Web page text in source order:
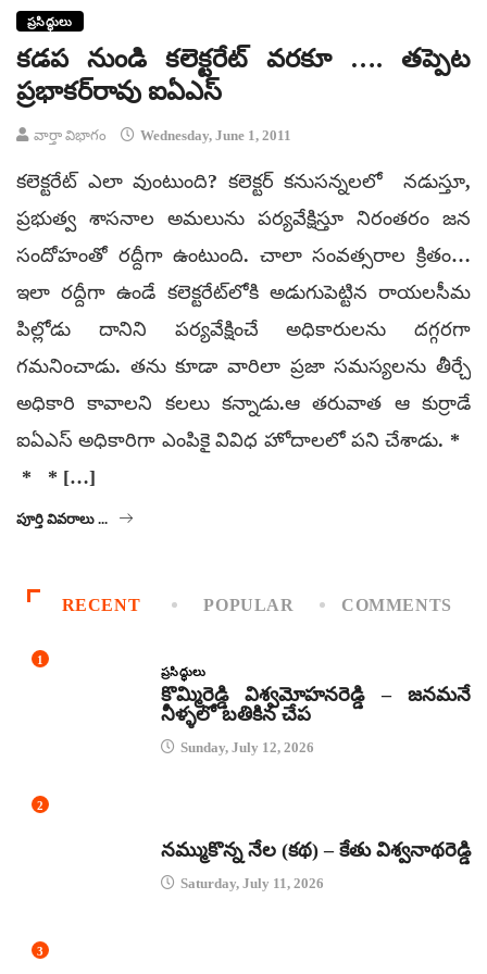
ప్రసిద్ధులు
కడప నుండి కలెక్టరేట్‌ వరకూ …. తప్పెట
ప్రభాకర్‌రావు ఐఏఎస్‌
వార్తా విభాగం Wednesday, June 1, 2011
కలెక్టరేట్‌ ఎలా వుంటుంది? కలెక్టర్‌ కనుసన్నలలో నడుస్తూ,
ప్రభుత్వ శాసనాల అమలును పర్యవేక్షిస్తూ నిరంతరం జన
సందోహంతో రద్దీగా ఉంటుంది. చాలా సంవత్సరాల క్రితం…
ఇలా రద్దీగా ఉండే కలెక్టరేట్‌లోకి అడుగుపెట్టిన రాయలసీమ
పిల్లోడు దానిని పర్యవేక్షించే అధికారులను దగ్గరగా
గమనించాడు. తను కూడా వారిలా ప్రజా సమస్యలను తీర్చే
అధికారి కావాలని కలలు కన్నాడు.ఆ తరువాత ఆ కుర్రాడే
ఐఏఎస్‌ అధికారిగా ఎంపికై వివిధ హోదాలలో పని చేశాడు. *
* * […]
పూర్తి వివరాలు ...
RECENT POPULAR COMMENTS
1
ప్రసిద్ధులు
కొమ్మిరెడ్డి విశ్వమోహనరెడ్డి – జనమనే
నీళ్ళలో బతికిన చేప
Sunday, July 12, 2026
2
నమ్ముకొన్న నేల (కథ) – కేతు విశ్వనాథరెడ్డి
Saturday, July 11, 2026
3